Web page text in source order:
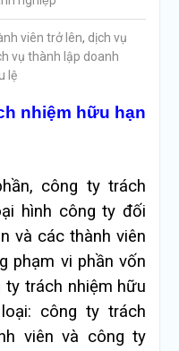
viên trở lên, dịch vụ
vụ thành lập doanh
lệ
nhiệm hữu hạn
công ty trách
hình công ty đối
và các thành viên
phạm vi phần vốn
ty trách nhiệm hữu
công ty trách
viên và công ty